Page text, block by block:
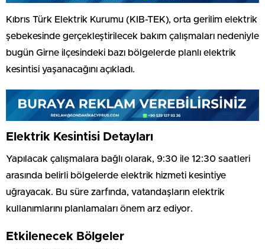
Kıbrıs Türk Elektrik Kurumu (KIB-TEK), orta gerilim elektrik
şebekesinde gerçekleştirilecek bakım çalışmaları nedeniyle
bugün Girne ilçesindeki bazı bölgelerde planlı elektrik
kesintisi yaşanacağını açıkladı.
Elektrik Kesintisi Detayları
Yapılacak çalışmalara bağlı olarak, 9:30 ile 12:30 saatleri
arasında belirli bölgelerde elektrik hizmeti kesintiye
uğrayacak. Bu süre zarfında, vatandaşların elektrik
kullanımlarını planlamaları önem arz ediyor.
Etkilenecek Bölgeler